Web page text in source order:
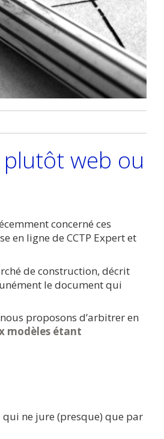
plutôt web ou
concerné ces
en ligne de CCTP Expert et
de construction, décrit
le document qui
proposons d’arbitrer en
modèles étant
qui ne jure (presque) que par